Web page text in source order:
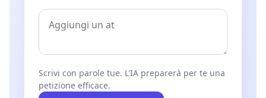
Scrivi con parole tue. L'IA preparerà per te una
petizione efficace.